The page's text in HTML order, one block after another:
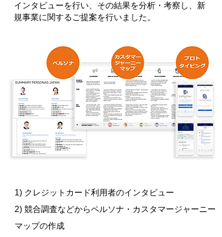
インタビューを行い、その結果を分析・考察し、新
規事業に関するご提案を行いました。
1) クレジットカード利用者のインタビュー
2) 競合調査などからペルソナ・カスタマージャーニー
マップの作成